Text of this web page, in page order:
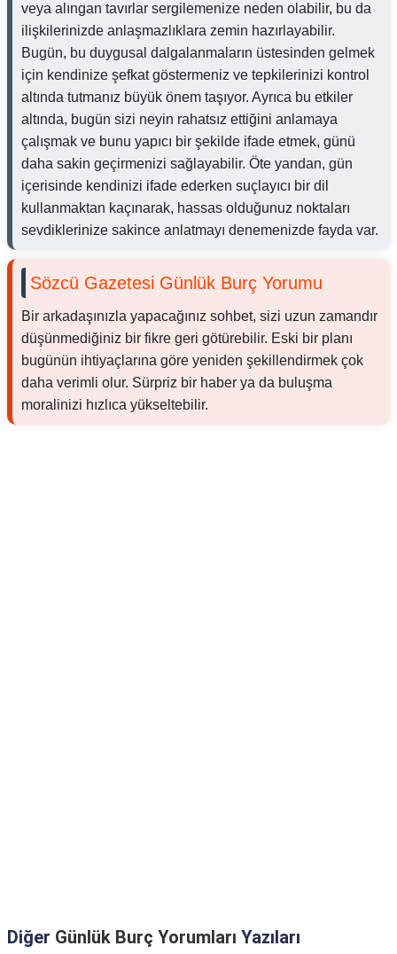
veya alıngan tavırlar sergilemenize neden olabilir, bu da
ilişkilerinizde anlaşmazlıklara zemin hazırlayabilir.
Bugün, bu duygusal dalgalanmaların üstesinden gelmek
için kendinize şefkat göstermeniz ve tepkilerinizi kontrol
altında tutmanız büyük önem taşıyor. Ayrıca bu etkiler
altında, bugün sizi neyin rahatsız ettiğini anlamaya
çalışmak ve bunu yapıcı bir şekilde ifade etmek, günü
daha sakin geçirmenizi sağlayabilir. Öte yandan, gün
içerisinde kendinizi ifade ederken suçlayıcı bir dil
kullanmaktan kaçınarak, hassas olduğunuz noktaları
sevdiklerinize sakince anlatmayı denemenizde fayda var.
Sözcü Gazetesi Günlük Burç Yorumu
Bir arkadaşınızla yapacağınız sohbet, sizi uzun zamandır
düşünmediğiniz bir fikre geri götürebilir. Eski bir planı
bugünün ihtiyaçlarına göre yeniden şekillendirmek çok
daha verimli olur. Sürpriz bir haber ya da buluşma
moralinizi hızlıca yükseltebilir.
Diğer Günlük Burç Yorumları Yazıları